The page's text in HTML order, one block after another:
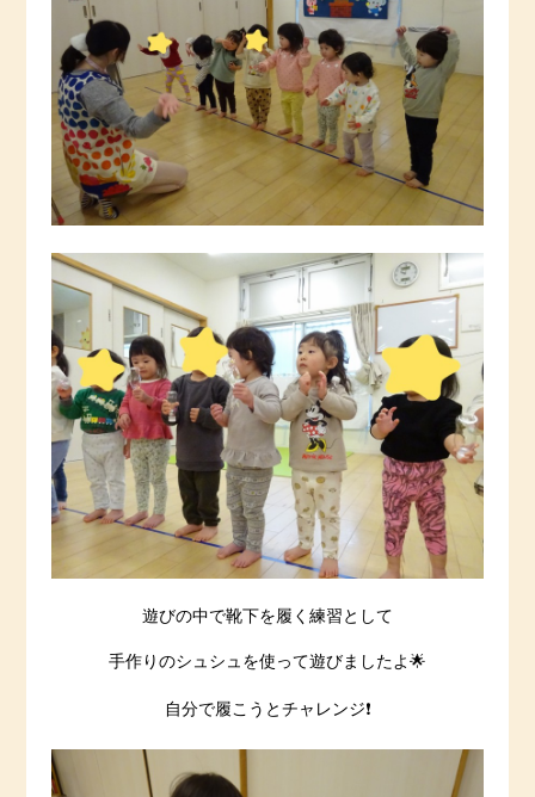
遊びの中で靴下を履く練習として
手作りのシュシュを使って遊びましたよ🌟
自分で履こうとチャレンジ❗️